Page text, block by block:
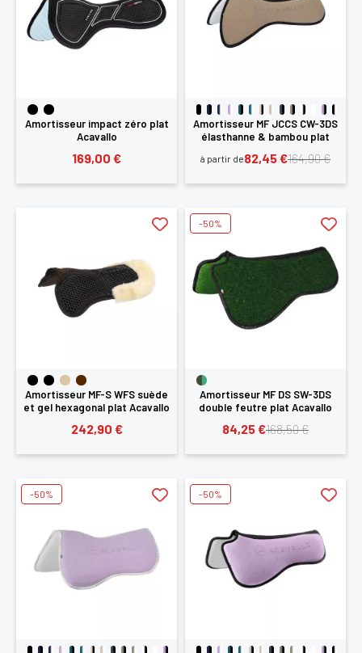
Amortisseur impact zéro plat
Acavallo
169,00 €
Amortisseur MF JCCS CW-3DS
élasthanne & bambou plat
à partir de 164,90 €
82,45 €
Amortisseur MF-S WFS suède
et gel hexagonal plat Acavallo
242,90 €
Amortisseur MF DS SW-3DS
double feutre plat Acavallo
168,50 €
84,25 €
-50%
-50% -50%
×
dans votre liste d'envie
CONNECTER